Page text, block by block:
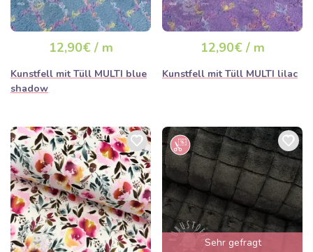
12,90€ / m
Kunstfell mit Tüll MULTI blue
shadow
12,90€ / m
Kunstfell mit Tüll MULTI lilac
Sehr gefragt